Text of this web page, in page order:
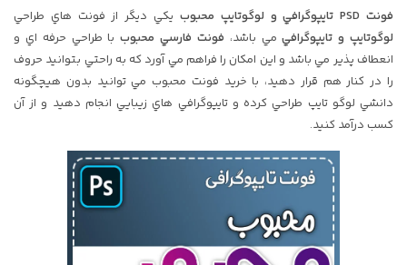
فونت PSD تايپوگرافي و لوگوتايپ محبوب
يکي ديگر از فونت هاي طراحي
لوگوتايپ و تايپوگرافيمي باشد، فونت فارسي محبوب با طراحي حرفه اي و
انعطاف پذير مي باشد و اين امکان را فراهم مي آورد که به راحتي بتوانيد حروف
را در کنار هم قرار دهيد، با خريد فونت محبوب مي توانيد بدون هيچگونه
دانشي لوگو تايپ طراحي کرده و تايپوگرافي هاي زيبايي انجام دهيد و از آن
کسب درآمد کنيد.